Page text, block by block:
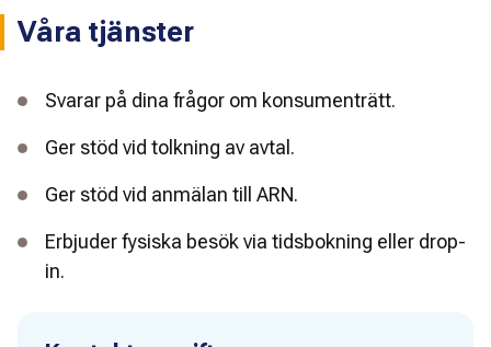
Våra tjänster
Svarar på dina frågor om konsumenträtt.
Ger stöd vid tolkning av avtal.
Ger stöd vid anmälan till ARN.
Erbjuder fysiska besök via tidsbokning eller drop-
in.